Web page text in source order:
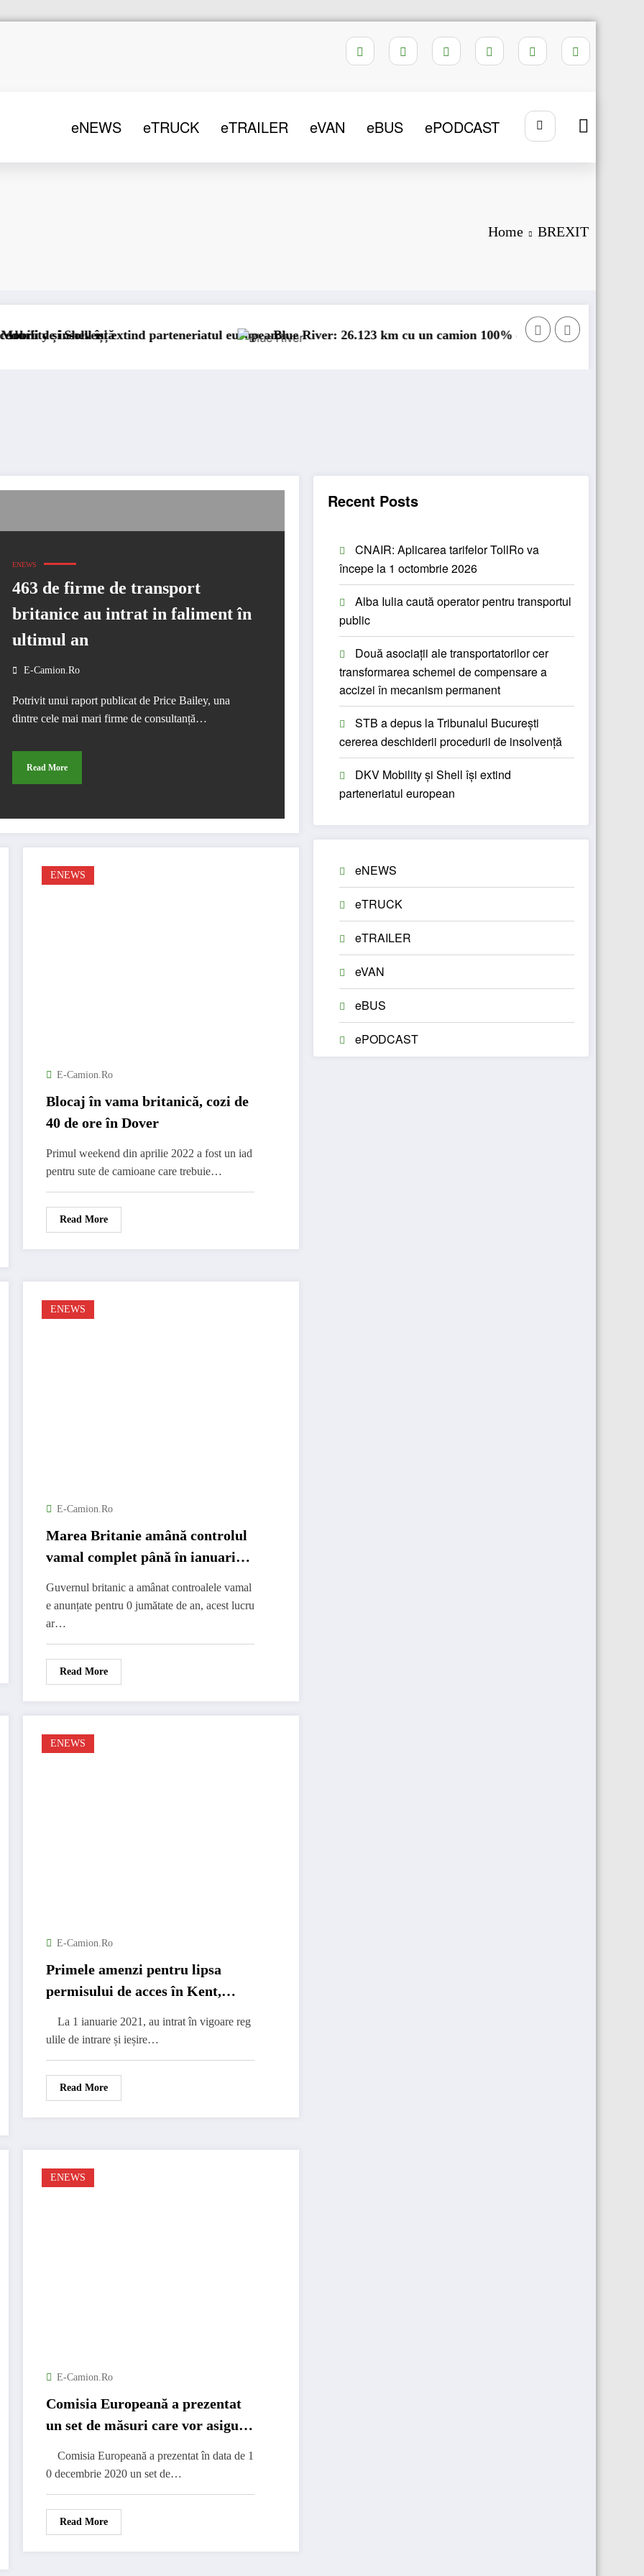
eNEWS eTRUCK eTRAILER eVAN eBUS ePODCAST
Home BREXIT
europeanBlue River: 26.123 km cu un camion 100% electric în transport internațional
Proiectul Revoy prinde contur
ENEWS
463 de firme de transport
britanice au intrat in faliment în
ultimul an
E-Camion.ro
Potrivit unui raport publicat de Price Bailey, una
dintre cele mai mari firme de consultanță…
Read More
ENEWS
E-Camion.ro
Blocaj în vama britanică, cozi de
40 de ore în Dover
Primul weekend din aprilie 2022 a fost un iad
pentru sute de camioane care trebuie…
Read More
ENEWS
E-Camion.ro
Marea Britanie amână controlul
vamal complet până în ianuarie
Guvernul britanic a amânat controalele vamal
e anunțate pentru 0 jumătate de an, acest lucru
ar…
Read More
ENEWS
E-Camion.ro
Primele amenzi pentru lipsa
permisului de acces în Kent,
La 1 ianuarie 2021, au intrat în vigoare reg
ulile de intrare și ieșire…
Read More
ENEWS
E-Camion.ro
Comisia Europeană a prezentat
un set de măsuri care vor asigura
reciproce de bază între UE și
Comisia Europeană a prezentat în data de 1
0 decembrie 2020 un set de…
Read More
Recent Posts
CNAIR: Aplicarea tarifelor TollRo va
începe la 1 octombrie 2026
Alba Iulia caută operator pentru transportul
public
Două asociații ale transportatorilor cer
transformarea schemei de compensare a
accizei în mecanism permanent
STB a depus la Tribunalul București
cererea deschiderii procedurii de insolvență
DKV Mobility și Shell își extind
parteneriatul european
eNEWS
eTRUCK
eTRAILER
eVAN
eBUS
ePODCAST